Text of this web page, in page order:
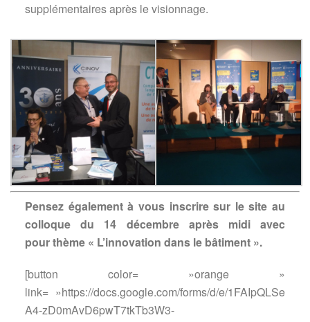
supplémentaires après le visionnage.
Pensez également à vous inscrire sur le site au
colloque du 14 décembre après midi avec
pour thème « L’innovation dans le bâtiment ».
[button color= »orange »
link= »https://docs.google.com/forms/d/e/1FAIpQLSe
A4-zD0mAvD6pwT7tkTb3W3-